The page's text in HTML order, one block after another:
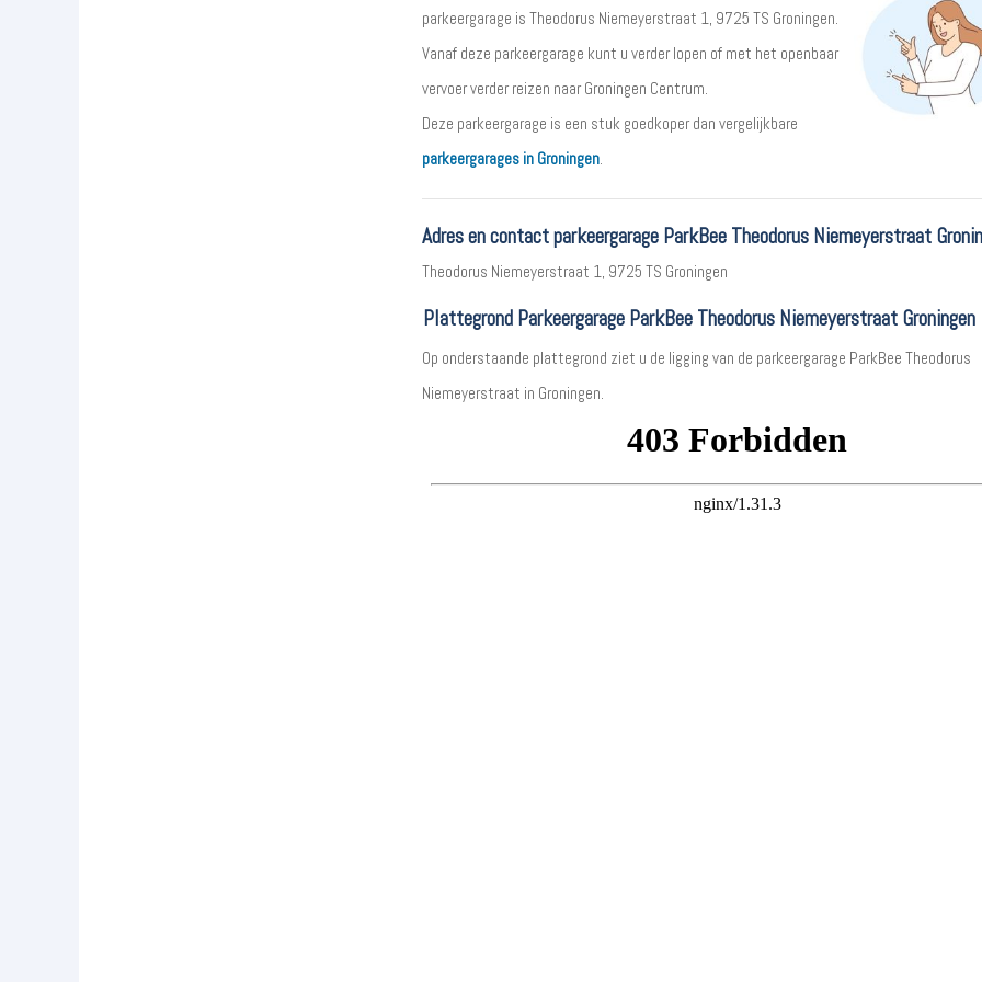
parkeergarage is Theodorus Niemeyerstraat 1, 9725 TS Groningen.
Vanaf deze parkeergarage kunt u verder lopen of met het openbaar
vervoer verder reizen naar Groningen Centrum.
Deze parkeergarage is een stuk goedkoper dan vergelijkbare
parkeergarages in Groningen.
Adres en contact parkeergarage ParkBee Theodorus Niemeyerstraat
Theodorus Niemeyerstraat 1, 9725 TS Groningen
Plattegrond Parkeergarage ParkBee Theodorus Niemeyerstraat Groningen
Op onderstaande plattegrond ziet u de ligging van de parkeergarage ParkBee Theodorus
Niemeyerstraat in Groningen.